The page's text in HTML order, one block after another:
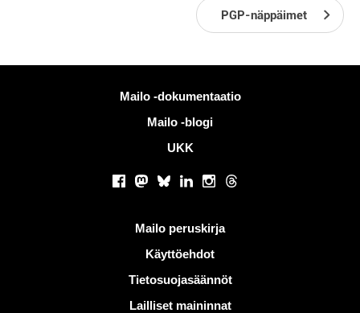
PGP-näppäimet
Mailo -dokumentaatio
Mailo -blogi
UKK
Facebook
Mastodon
BlueskyLinkedInInstagram
Threads
Mailo peruskirja
Käyttöehdot
Tietosuojasäännöt
Lailliset maininnat